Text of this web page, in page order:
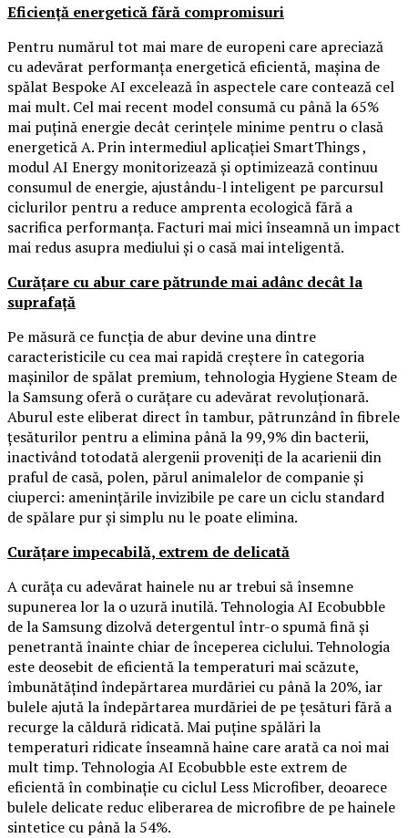
Eficiență energetică fără compromisuri
Pentru numărul tot mai mare de europeni care apreciază
cu adevărat performanța energetică eficientă, mașina de
spălat Bespoke AI excelează în aspectele care contează cel
mai mult. Cel mai recent model consumă cu până la 65%
mai puțină energie decât cerințele minime pentru o clasă
energetică A. Prin intermediul aplicației SmartThings ,
modul AI Energy monitorizează și optimizează continuu
consumul de energie, ajustându-l inteligent pe parcursul
ciclurilor pentru a reduce amprenta ecologică fără a
sacrifica performanța. Facturi mai mici înseamnă un impact
mai redus asupra mediului și o casă mai inteligentă.
Curățare cu abur care pătrunde mai adânc decât la
suprafață
Pe măsură ce funcția de abur devine una dintre
caracteristicile cu cea mai rapidă creștere în categoria
mașinilor de spălat premium, tehnologia Hygiene Steam de
la Samsung oferă o curățare cu adevărat revoluționară.
Aburul este eliberat direct în tambur, pătrunzând în fibrele
țesăturilor pentru a elimina până la 99,9% din bacterii,
inactivând totodată alergenii proveniți de la acarienii din
praful de casă, polen, părul animalelor de companie și
ciuperci: amenințările invizibile pe care un ciclu standard
de spălare pur și simplu nu le poate elimina.
Curățare impecabilă, extrem de delicată
A curăța cu adevărat hainele nu ar trebui să însemne
supunerea lor la o uzură inutilă. Tehnologia AI Ecobubble
de la Samsung dizolvă detergentul într-o spumă fină și
penetrantă înainte chiar de începerea ciclului. Tehnologia
este deosebit de eficientă la temperaturi mai scăzute,
îmbunătățind îndepărtarea murdăriei cu până la 20%, iar
bulele ajută la îndepărtarea murdăriei de pe țesături fără a
recurge la căldură ridicată. Mai puține spălări la
temperaturi ridicate înseamnă haine care arată ca noi mai
mult timp. Tehnologia AI Ecobubble este extrem de
eficientă în combinație cu ciclul Less Microfiber, deoarece
bulele delicate reduc eliberarea de microfibre de pe hainele
sintetice cu până la 54%.